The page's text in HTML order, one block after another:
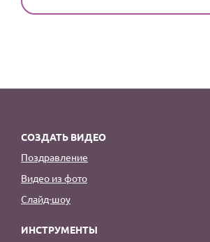
СОЗДАТЬ ВИДЕО
Поздравление
Видео из фото
Слайд-шоу
ИНСТРУМЕНТЫ